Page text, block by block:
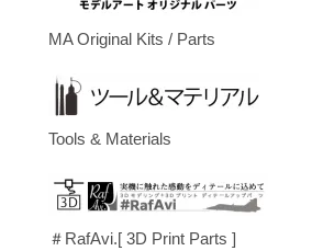
MA Original Kits / Parts
Tools & Materials
＃RafAvi.[ 3D Print Parts ]